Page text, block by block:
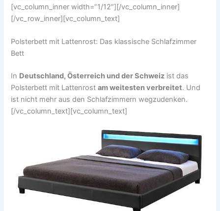
[vc_column_inner width=“1/12″][/vc_column_inner]
[/vc_row_inner][vc_column_text]
Polsterbett mit Lattenrost: Das klassische Schlafzimmer
Bett
In Deutschland, Österreich und der Schweiz ist das
Polsterbett mit Lattenrostam weitesten verbreitet. Und
ist nicht mehr aus den Schlafzimmern wegzudenken.
[/vc_column_text][vc_column_text]